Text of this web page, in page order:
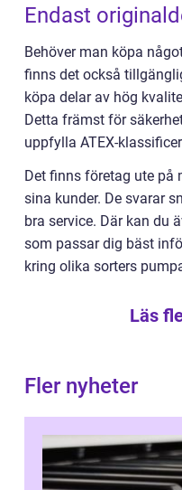
Endast
Behöver man köpa
finns det också
köpa delar av hög
Detta främst för
uppfylla ATEX-
Det finns företag ute på
sina kunder. De svarar
bra service. Där kan du
som passar dig bäst
kring olika sorters
Läs
Fler nyheter